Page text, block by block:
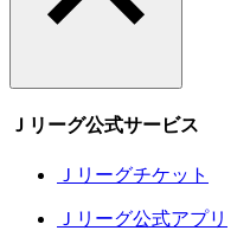
Ｊリーグ公式サービス
Ｊリーグチケット
Ｊリーグ公式アプリ